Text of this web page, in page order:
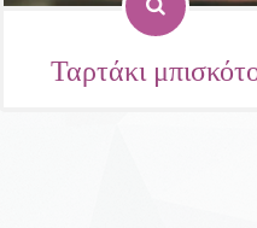
Ταρτάκι